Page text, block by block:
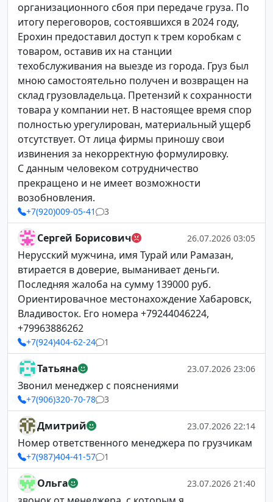
организационного сбоя при передаче груза. По
итогу переговоров, состоявшихся в 2024 году,
Ерохин предоставил доступ к трем коробкам с
товаром, оставив их на станции
техобслуживания на выезде из города. Груз был
мною самостоятельно получен и возвращен на
склад грузовладельца. Претензий к сохранности
товара у компании нет. В настоящее время спор
полностью урегулирован, материальный ущерб
отсутствует. От лица фирмы приношу свои
извинения за некорректную формулировку.
С данным человеком сотрудничество
прекращено и не имеет возможности
возобновления.
+7(920)009-05-41 3
Сергей Борисович 26.07.2026 03:05
Нерусский мужчина, имя Турай или Рамазан,
втирается в доверие, выманивает деньги.
Последняя жалоба на сумму 139000 руб.
Ориентировачное местонахождение Хабаровск,
Владивосток. Его номера +79244046224,
+79963886262
+7(924)404-62-24 1
Татьяна 23.07.2026 23:06
Звонил менеджер с пояснениями
+7(906)320-70-78 3
Дмитрий 23.07.2026 22:14
Номер ответственного менеджера по грузчикам
+7(987)404-41-57 1
Ольга 23.07.2026 21:40